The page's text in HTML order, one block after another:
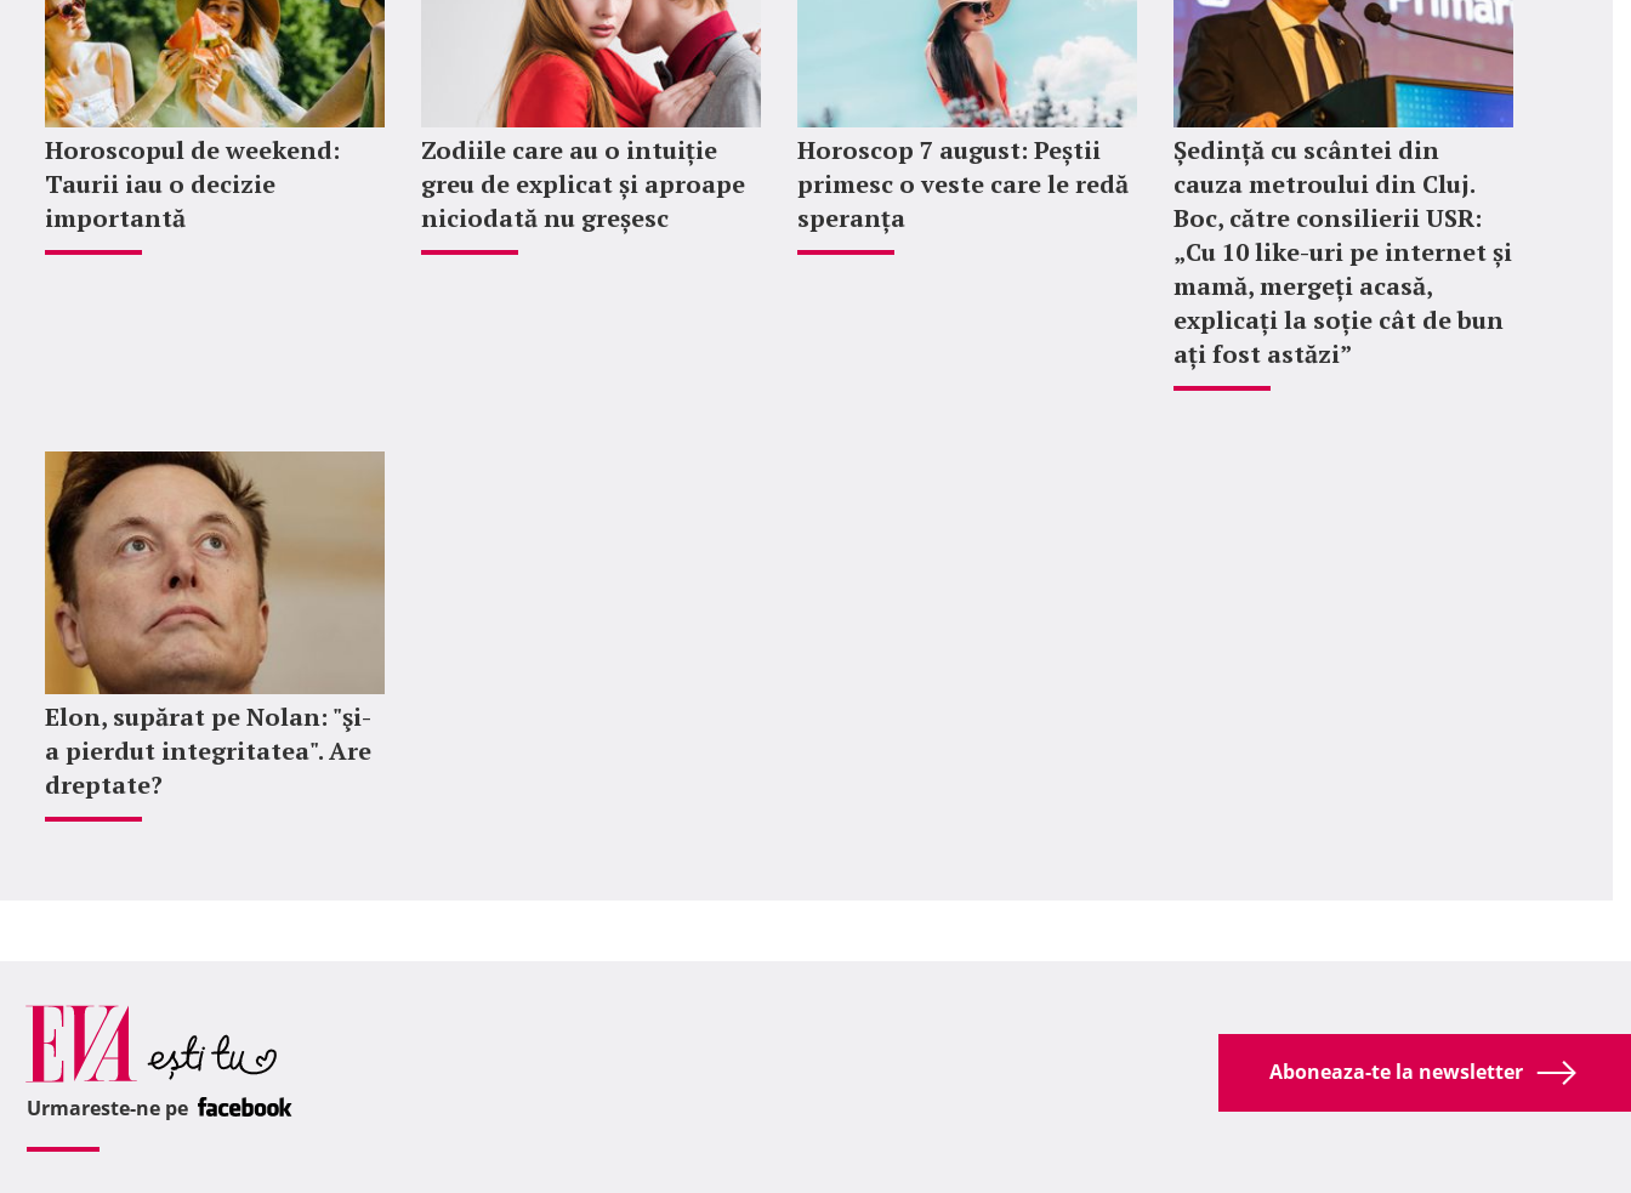
Horoscopul de weekend:
Taurii iau o decizie
importantă
Zodiile care au o intuiție
greu de explicat și aproape
niciodată nu greșesc
Horoscop 7 august: Peștii
primesc o veste care le redă
speranța
Ședință cu scântei din
cauza metroului din Cluj.
Boc, către consilierii USR:
„Cu 10 like-uri pe internet și
mamă, mergeți acasă,
explicați la soție cât de bun
ați fost astăzi”
Elon, supărat pe Nolan: "şi-
a pierdut integritatea". Are
dreptate?
Aboneaza-te la newsletter
Urmareste-ne pe